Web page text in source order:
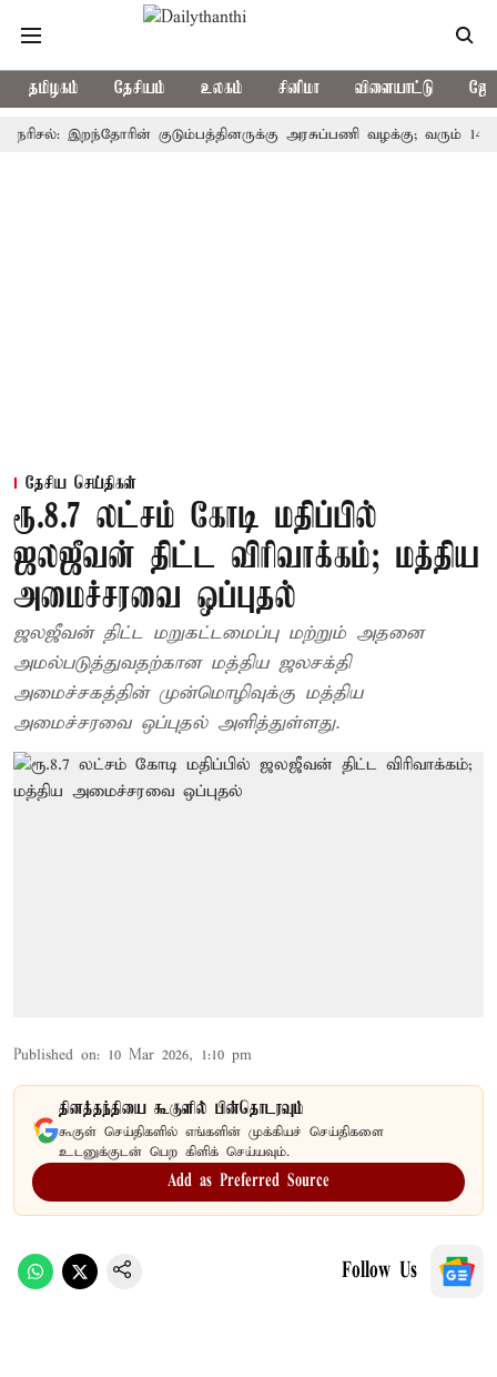
தமிழகம் தேசியம் உலகம் சினிமா விளையாட்டு
இறந்தோரின் குடும்பத்தினருக்கு அரசுப்பணி வழக்கு; வரும் 14ம்தேதி
தேசிய செய்திகள்
ரூ.8.7 லட்சம் கோடி மதிப்பில்
ஜலஜீவன் திட்ட விரிவாக்கம்; மத்திய
அமைச்சரவை ஒப்புதல்
ஜலஜீவன் திட்ட மறுகட்டமைப்பு மற்றும் அதனை
அமல்படுத்துவதற்கான மத்திய ஜலசக்தி
அமைச்சகத்தின் முன்மொழிவுக்கு மத்திய
அமைச்சரவை ஒப்புதல் அளித்துள்ளது.
Published on: 10 Mar 2026, 1:10 pm
தினத்தந்தியை கூகுளில் பின்தொடரவும்
கூகுள் செய்திகளில் எங்களின் முக்கியச் செய்திகளை
உடனுக்குடன் பெற கிளிக் செய்யவும்.
Add as Preferred Source
Follow Us